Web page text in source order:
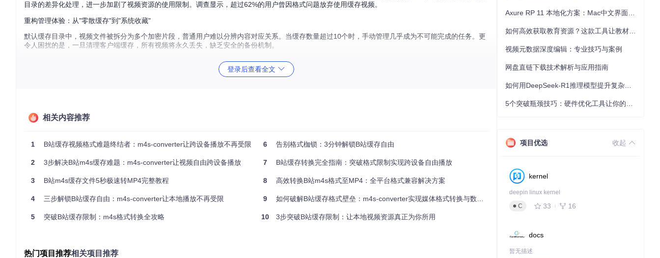
目录的差异化处理，进一步加剧了视频资源的使用限制。调查显示，超过62%的用户曾因格式问题放弃使用缓存视频。
重构管理体验：从"零散缓存"到"系统收藏"
默认缓存目录中，视频文件被拆分为多个加密片段，普通用户难以分辨内容对应关系。当缓存数量超过10个时，手动管理几乎成为不可能完成的任务。更
令人困扰的是，一旦清理客户端缓存，所有视频将永久丢失，缺乏安全的备份机制。
始数据的前提下，打开了格式限制的枷锁。
转换后播放卡顿的行业难题。
工具选型实战：为何MP4Box成为最佳拍档
在核心合成引擎的选型过程中，开发团队进行了三个月的对比测试：
移动设备场景：自定义方案生成的文件体积小20%，但在iOS设备上兼容性问题频发
办公环境场景：MP4Box虽然转换时间稍长，但资源占用率低40%，可在后台安静运行不影响工作
登录后查看全文
相关内容推荐
1 B站缓存视频格式难题终结者：m4s-converter让跨设备播放不再受限
2 3步解决B站m4s缓存难题：m4s-converter让视频自由跨设备播放
3 B站m4s缓存文件5秒极速转MP4完整教程
4 三步解锁B站缓存自由：m4s-converter让本地播放不再受限
5 突破B站缓存限制：m4s格式转换全攻略
6 告别格式枷锁：3分钟解锁B站缓存自由
7 B站缓存转换完全指南：突破格式限制实现跨设备自由播放
8 高效转换B站m4s格式至MP4：全平台格式兼容解决方案
9 如何破解B站缓存格式壁垒：m4s-converter实现媒体格式转换与数字资产管理自由
10 3步突破B站缓存限制：让本地视频资源真正为你所用
热门项目推荐相关项目推荐
视频元数据深度编辑：专业技巧与案例
网盘直链下载技术解析与应用指南
项目优选 收起
kernel
deepin linux kernel
C
33 16
docs
暂无描述